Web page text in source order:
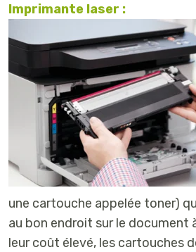
Imprimante laser :
une cartouche appelée toner)
au bon endroit sur le document
leur coût élevé, les cartouches